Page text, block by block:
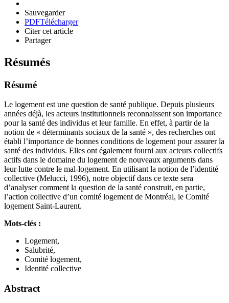
Sauvegarder
PDFTélécharger
Citer cet article
Partager
Résumés
Résumé
Le logement est une question de santé publique. Depuis plusieurs
années déjà, les acteurs institutionnels reconnaissent son importance
pour la santé des individus et leur famille. En effet, à partir de la
notion de « déterminants sociaux de la santé », des recherches ont
établi l’importance de bonnes conditions de logement pour assurer la
santé des individus. Elles ont également fourni aux acteurs collectifs
actifs dans le domaine du logement de nouveaux arguments dans
leur lutte contre le mal-logement. En utilisant la notion de l’identité
collective (Melucci, 1996), notre objectif dans ce texte sera
d’analyser comment la question de la santé construit, en partie,
l’action collective d’un comité logement de Montréal, le Comité
logement Saint-Laurent.
Mots-clés :
Logement,
Salubrité,
Comité logement,
Identité collective
Abstract